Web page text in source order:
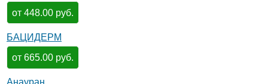
от 448.00 руб.
БАЦИДЕРМ
от 665.00 руб.